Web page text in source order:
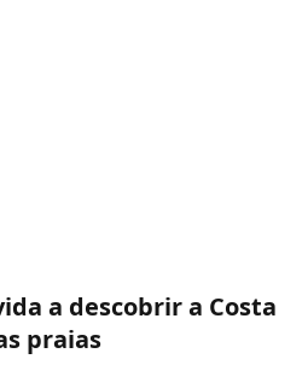
a descobrir a Costa
praias